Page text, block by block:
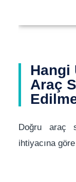
Hangi
Araç
Doğru araç
ihtiyacına